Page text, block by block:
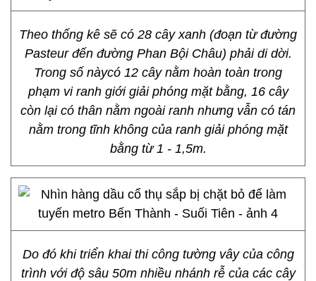
Theo thống kê sẽ có 28 cây xanh (đoạn từ đường
Pasteur đến đường Phan Bội Châu) phải di dời.
Trong số nàycó 12 cây nằm hoàn toàn trong
phạm vi ranh giới giải phóng mặt bằng, 16 cây
còn lại có thân nằm ngoài ranh nhưng vẫn có tán
nằm trong tĩnh không của ranh giải phóng mặt
bằng từ 1 - 1,5m.
Do đó khi triển khai thi công tường vây của công
trình với độ sâu 50m nhiều nhánh rễ của các cây